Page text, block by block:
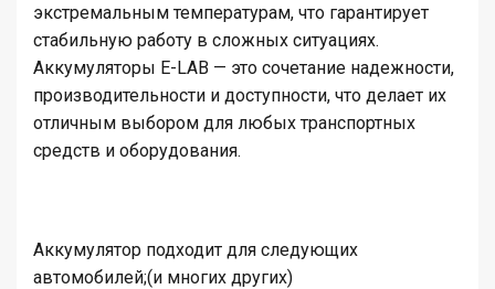
экстремальным температурам, что гарантирует
стабильную работу в сложных ситуациях.
Аккумуляторы E-LAB — это сочетание надежности,
производительности и доступности, что делает их
отличным выбором для любых транспортных
средств и оборудования.
Аккумулятор подходит для следующих
автомобилей;(и многих других)